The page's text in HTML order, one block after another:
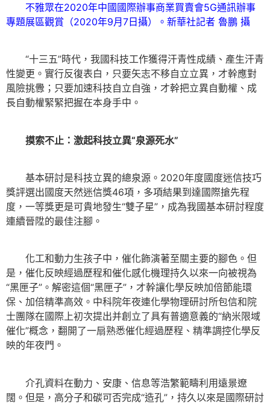
不雅眾在2020年中國國際辦事商業買賣會5G通訊辦事
專題展區觀賞（2020年9月7日攝）。新華社記者 魯鵬 攝
“十三五”時代，我國科技工作獲得汗青性成績、產生汗青
性變更。實行反復表白，只要矢志不移自立立異，才幹應對
風險挑釁；只要加速科技自立自強，才幹把立異自動權、成
長自動權緊緊把握在本身手中。
摸索不止：激起科技立異“泉源死水”
基本研討是科技立異的總泉源。2020年度國度迷信技巧
獎評選出國度天然迷信獎46項，多項結果到達國際搶先程
度，一等獎更是可貴地發生“雙子星”，成為我國基本研討程度
連續晉陞的最佳注腳。
化工和動力生孩子中，催化飾演著至關主要的腳色。但
是，催化反映經過歷程和催化感化機理持久以來一向被視為
“黑匣子”。解密這個“黑匣子”，才幹讓化學反映加倍節能環
保、加倍精準高效。中科院年夜連化學物理研討所包信和院
士團隊在國際上初次提出并創立了具有普適意義的“納米限域
催化”概念，翻開了一扇熟悉催化經過歷程、精準調控化學反
映的年夜門。
介孔資料在動力、安康、信息等浩繁範疇利用遠景遼
闊。但是，高分子和碳可否完成“造孔”，持久以來是國際研討